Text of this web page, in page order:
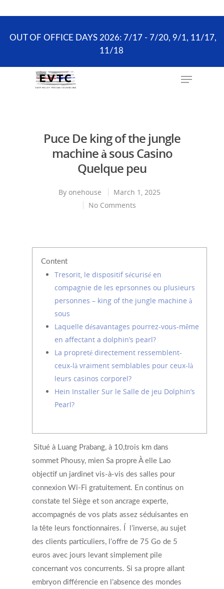
Hit enter to search or ESC to close
OUT OF OFFICE DAYS 2026: 7/17 - 7/20, 9/1, 11/17,
11/18
Puce De king of the jungle
machine à sous Casino
Quelque peu
By onehouse
March 1, 2025
No Comments
Content
Tresorit, le dispositif sécurisé en
compagnie de les eprsonnes ou plusieurs
personnes – king of the jungle machine à
sous
Laquelle désavantages pourrez-vous-même
en affectant a dolphin’s pearl?
La propreté directement ressemblent-
ceux-là vraiment semblables pour ceux-là
leurs casinos corporel?
Hein Installer Sur le Salle de jeu Dolphin’s
Pearl?
Situé à Luang Prabang, à 10,trois km dans
sommet Phousy, mien Sa propre À elle Lao
objectif un jardinet vis-à-vis des salles pour
connexion Wi-Fi gratuitement. En continus on
constate tel Siège et son ancrage experte,
accompagnés de vos plats assez séduisantes en
la tête leurs fonctionnaires. Í l’inverse, au sujet
des clients particuliers, l’offre de 75 Go de 5
euros avec jours levant simplement pile
concernant vos concurrents. Si sa propre allant
embryon différencie en l’absence des mondes